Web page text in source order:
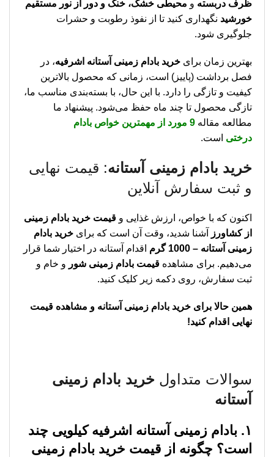
ظرف دربسته و محیطی خشک، خنک و دور از نور مستقیم
خورشید نگهداری کنید تا از نفوذ رطوبت و حشرات
جلوگیری شود.
بهترین زمان برای خرید بادام زمینی آستانه اشرفیه، در
فصل برداشت (پاییز) است، زمانی که محصول بالاترین
کیفیت و تازگی را دارد. با این حال، با بسته‌بندی مناسب ما،
تازگی محصول تا چند ماه حفظ می‌شود. پیشنهاد ما
مطالعه مقاله
9 مورد از مهمترین خواص بادام
درختی است.
خرید بادام زمینی آستانه: قیمت نهایی
و ثبت سفارش آنلاین
اکنون که با خواص، ارزش غذایی و قیمت خرید بادام زمینی
از کشاورز
آشنا شدید، وقت آن است که برای خرید بادام
زمینی آستانه – 1000 گرم
اقدام آستانه در اختیار شما قرار
می‌دهیم. برای مشاهده قیمت بادام زمینی شور و خام و
ثبت سفارش، روی دکمه زیر کلیک کنید.
همین حالا برای خرید بادام زمینی آستانه و مشاهده قیمت
نهایی اقدام کنید!
سوالات متداول خرید بادام زمینی
آستانه
۱. بادام زمینی آستانه اشرفیه کیلویی چند
است؟ چگونه از قیمت خرید بادام زمینی